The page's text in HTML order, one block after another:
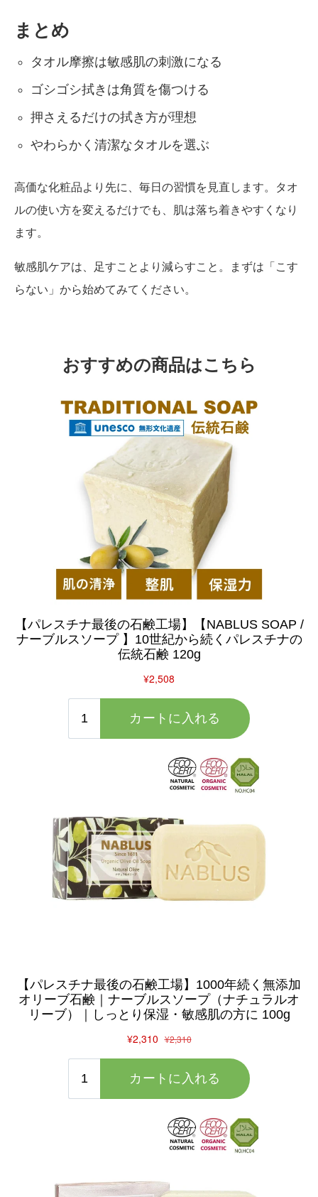
まとめ
タオル摩擦は敏感肌の刺激になる
ゴシゴシ拭きは角質を傷つける
押さえるだけの拭き方が理想
やわらかく清潔なタオルを選ぶ
高価な化粧品より先に、毎日の習慣を見直します。タオ
ルの使い方を変えるだけでも、肌は落ち着きやすくなり
ます。
敏感肌ケアは、足すことより減らすこと。まずは「こす
らない」から始めてみてください。
おすすめの商品はこちら